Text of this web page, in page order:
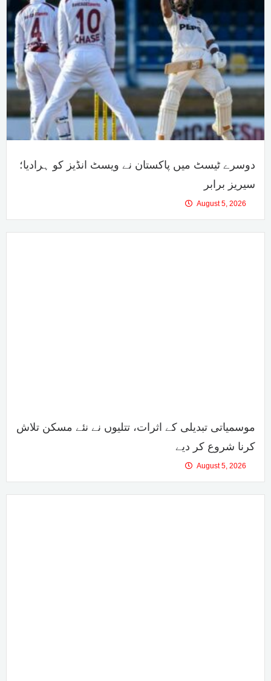
دوسرے ٹیسٹ میں پاکستان نے ویسٹ انڈیز کو ہرادیا؛
سیریز برابر
August 5, 2026
موسمیاتی تبدیلی کے اثرات، تتلیوں نے نئے مسکن تلاش
کرنا شروع کر دیے
August 5, 2026